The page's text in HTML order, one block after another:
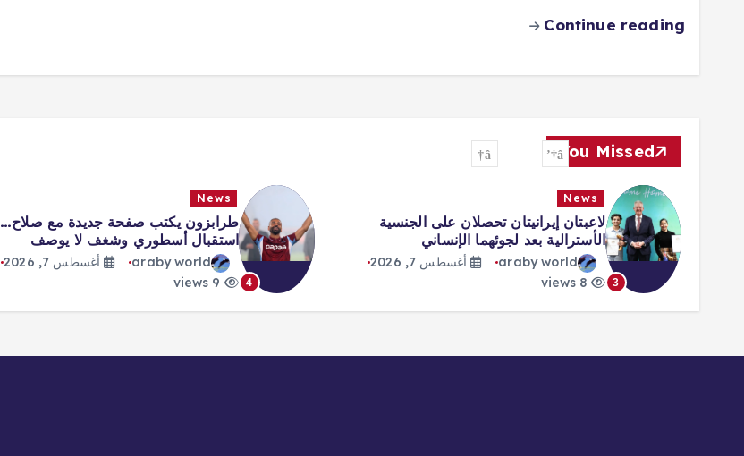
Continue reading
You Missed
3
News
لاعبتان إيرانيتان تحصلان على الجنسية
الأسترالية بعد لجوئهما الإنساني
araby world
أغسطس 7, 2026
4
News
طرابزون يكتب صفحة جديدة مع صلاح…
استقبال أسطوري وشغف لا يوصف
araby world
أغسطس 7, 2026